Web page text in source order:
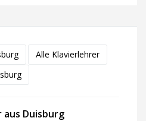
Alle Klavierlehrer
Duisburg